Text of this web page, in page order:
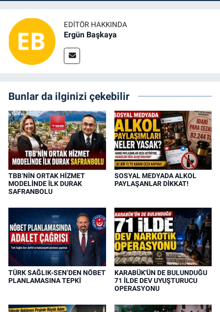
EDITÖR HAKKINDA
Ergün Başkaya
Bunlar da ilginizi çekebilir
TBB’NİN ORTAK HİZMET
MODELİNDE İLK DURAK
SAFRANBOLU
SOSYAL MEDYADA ALKOL
PAYLAŞANLAR DİKKAT!
TÜRK SAĞLIK-SEN’DEN NÖBET
PLANLAMASINA TEPKİ
KARABÜK'ÜN DE BULUNDUĞU
71 İLDE DEV UYUŞTURUCU
OPERASYONU